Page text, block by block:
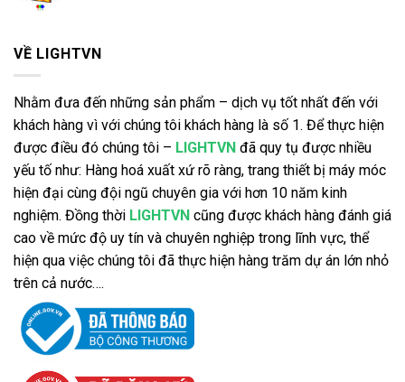
VỀ LIGHTVN
Nhằm đưa đến những sản phẩm – dịch vụ tốt nhất đến với
khách hàng vì với chúng tôi khách hàng là số 1. Để thực hiện
được điều đó chúng tôi – LIGHTVN đã quy tụ được nhiều
yếu tố như: Hàng hoá xuất xứ rõ ràng, trang thiết bị máy móc
hiện đại cùng đội ngũ chuyên gia với hơn 10 năm kinh
nghiệm. Đồng thời LIGHTVN cũng được khách hàng đánh giá
cao về mức độ uy tín và chuyên nghiệp trong lĩnh vực, thể
hiện qua việc chúng tôi đã thực hiện hàng trăm dự án lớn nhỏ
trên cả nước….